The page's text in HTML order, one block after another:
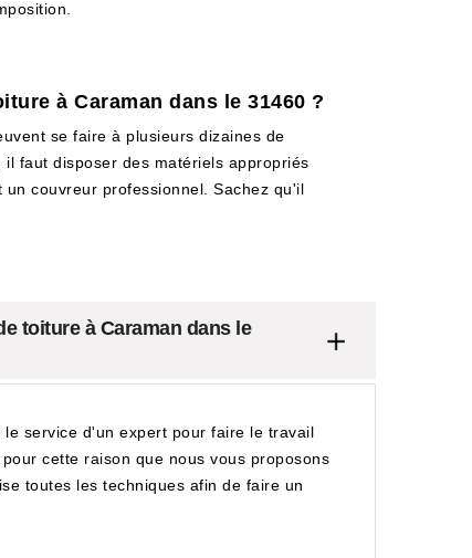
à Caraman dans le 31460 ?
se faire à plusieurs dizaines de
faut disposer des matériels appropriés
couvreur professionnel. Sachez qu'il
toiture à Caraman dans le
service d'un expert pour faire le travail
cette raison que nous vous proposons
toutes les techniques afin de faire un